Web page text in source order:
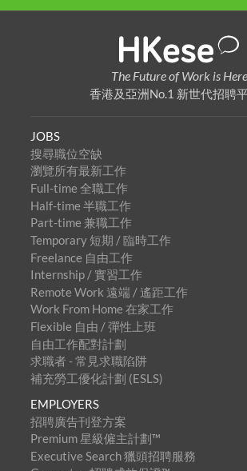
The Future of Work is Here
香港及亞洲No.1 新世代招聘
JOBS
搜尋職位空缺
瀏覽所有最新工作
Full-time 全職工作
Half-time 半職工作
Part-time 兼職工作
Temporary 短期 / 臨時工作
Freelance 自由工作
Internship / 實習工作
Remote Work 遠端 / 遙距工作
Work From Home 在家工作
Flexible 自由 / 彈性上班
自由工作配對計劃
求職者 - 常見求職陷阱
補充勞工優化計劃 (ESLS)
EMPLOYERS
招聘廣告刊登方案
Premium 星級僱主計劃™
Executive Search 獵頭招聘服務